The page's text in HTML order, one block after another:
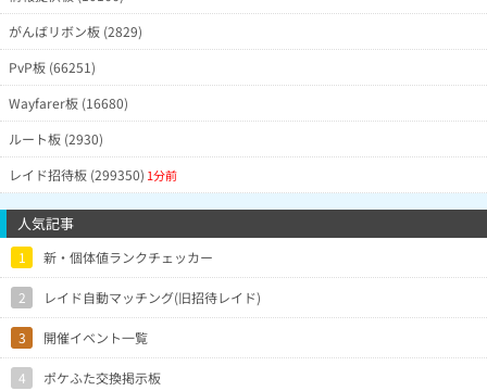
がんばリボン板 (2829)
PvP板 (66251)
Wayfarer板 (16680)
ルート板 (2930)
レイド招待板 (299350) 1分前
人気記事
1 新・個体値ランクチェッカー
2 レイド自動マッチング(旧招待レイド)
3 開催イベント一覧
4 ポケふた交換掲示板